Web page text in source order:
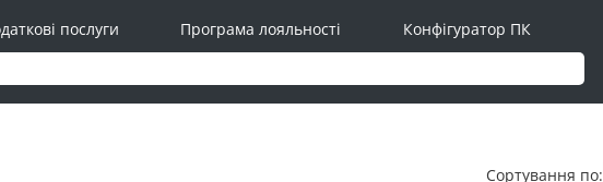
послуги Програма лояльності Конфігуратор ПК
Сортування по: